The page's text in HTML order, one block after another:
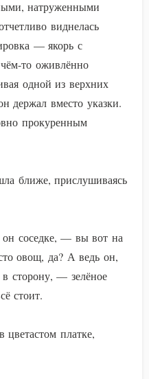
натруженными
виднелась
— якорь с
то оживлённо
одной из верхних
держал вместо указки.
прокуренным
ближе, прислушиваясь
соседке, — вы вот на
овощ, да? А ведь он,
сторону, — зелёное
стоит.
платке,